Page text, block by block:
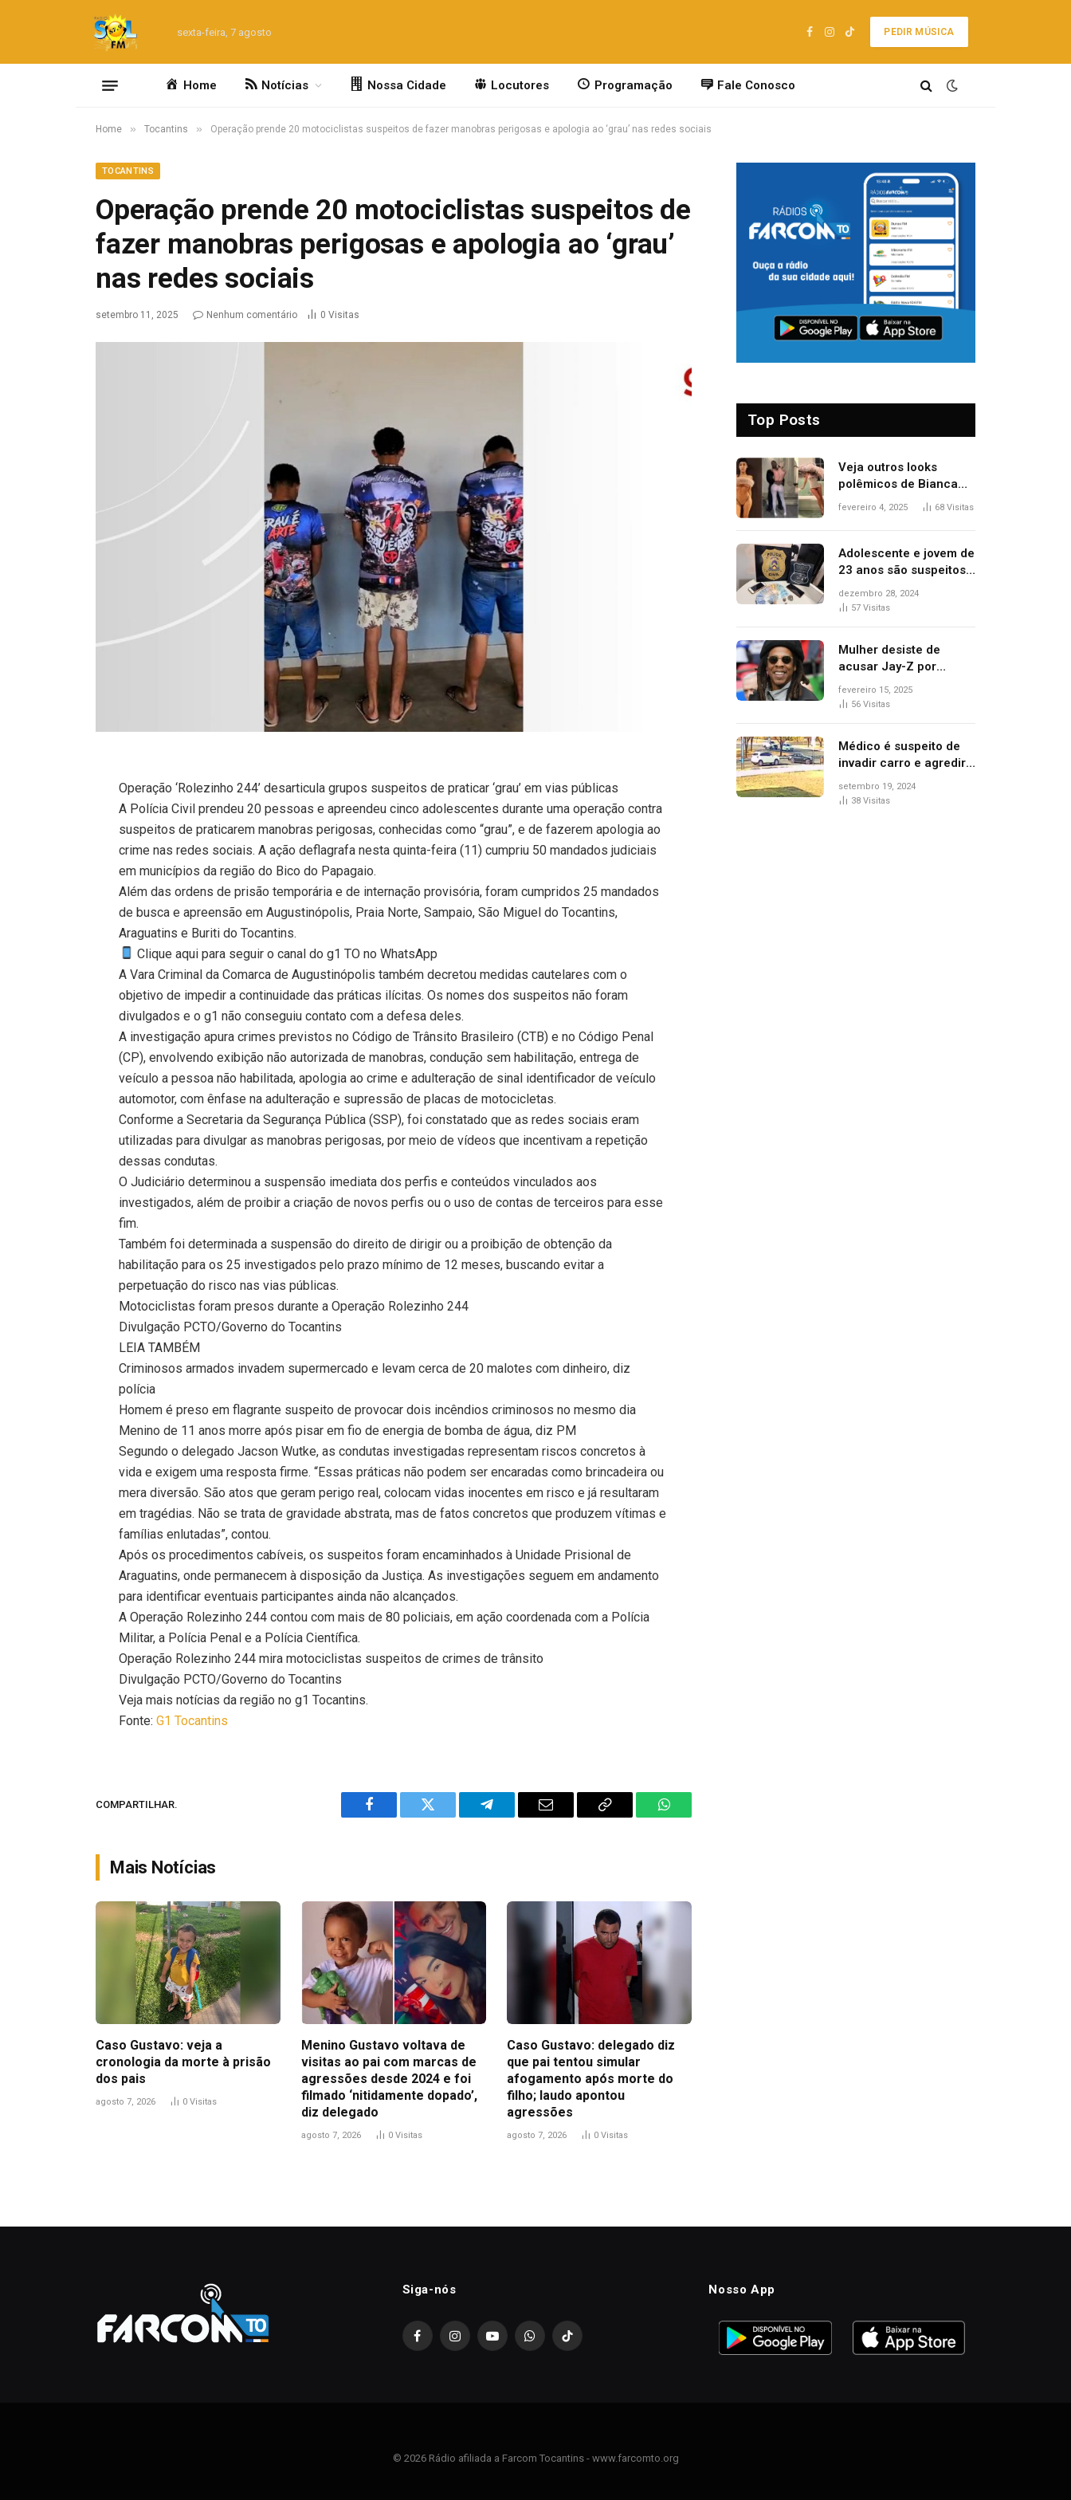
sexta-feira, 7 agosto
Facebook
Instagram
TikTok
PEDIR MÚSICA
Home Notícias Nossa Cidade Locutores Programação Fale Conosco
Home » Tocantins » Operação prende 20 motociclistas suspeitos de fazer manobras perigosas e apologia ao ‘grau’ nas redes sociais
TOCANTINS
Operação prende 20 motociclistas suspeitos de
fazer manobras perigosas e apologia ao ‘grau’
nas redes sociais
setembro 11, 2025 Nenhum comentário 0 Visitas
Operação ‘Rolezinho 244’ desarticula grupos suspeitos de praticar ‘grau’ em vias públicas
A Polícia Civil prendeu 20 pessoas e apreendeu cinco adolescentes durante uma operação contra
suspeitos de praticarem manobras perigosas, conhecidas como “grau”, e de fazerem apologia ao
crime nas redes sociais. A ação deflagrafa nesta quinta-feira (11) cumpriu 50 mandados judiciais
em municípios da região do Bico do Papagaio.
Além das ordens de prisão temporária e de internação provisória, foram cumpridos 25 mandados
de busca e apreensão em Augustinópolis, Praia Norte, Sampaio, São Miguel do Tocantins,
Araguatins e Buriti do Tocantins.
Clique aqui para seguir o canal do g1 TO no WhatsApp
A Vara Criminal da Comarca de Augustinópolis também decretou medidas cautelares com o
objetivo de impedir a continuidade das práticas ilícitas. Os nomes dos suspeitos não foram
divulgados e o g1 não conseguiu contato com a defesa deles.
A investigação apura crimes previstos no Código de Trânsito Brasileiro (CTB) e no Código Penal
(CP), envolvendo exibição não autorizada de manobras, condução sem habilitação, entrega de
veículo a pessoa não habilitada, apologia ao crime e adulteração de sinal identificador de veículo
automotor, com ênfase na adulteração e supressão de placas de motocicletas.
Conforme a Secretaria da Segurança Pública (SSP), foi constatado que as redes sociais eram
utilizadas para divulgar as manobras perigosas, por meio de vídeos que incentivam a repetição
dessas condutas.
O Judiciário determinou a suspensão imediata dos perfis e conteúdos vinculados aos
investigados, além de proibir a criação de novos perfis ou o uso de contas de terceiros para esse
fim.
Também foi determinada a suspensão do direito de dirigir ou a proibição de obtenção da
habilitação para os 25 investigados pelo prazo mínimo de 12 meses, buscando evitar a
perpetuação do risco nas vias públicas.
Motociclistas foram presos durante a Operação Rolezinho 244
Divulgação PCTO/Governo do Tocantins
LEIA TAMBÉM
Criminosos armados invadem supermercado e levam cerca de 20 malotes com dinheiro, diz
polícia
Homem é preso em flagrante suspeito de provocar dois incêndios criminosos no mesmo dia
Menino de 11 anos morre após pisar em fio de energia de bomba de água, diz PM
Segundo o delegado Jacson Wutke, as condutas investigadas representam riscos concretos à
vida e exigem uma resposta firme. “Essas práticas não podem ser encaradas como brincadeira ou
mera diversão. São atos que geram perigo real, colocam vidas inocentes em risco e já resultaram
em tragédias. Não se trata de gravidade abstrata, mas de fatos concretos que produzem vítimas e
famílias enlutadas”, contou.
Após os procedimentos cabíveis, os suspeitos foram encaminhados à Unidade Prisional de
Araguatins, onde permanecem à disposição da Justiça. As investigações seguem em andamento
para identificar eventuais participantes ainda não alcançados.
A Operação Rolezinho 244 contou com mais de 80 policiais, em ação coordenada com a Polícia
Militar, a Polícia Penal e a Polícia Científica.
Operação Rolezinho 244 mira motociclistas suspeitos de crimes de trânsito
Divulgação PCTO/Governo do Tocantins
Veja mais notícias da região no g1 Tocantins.
Fonte:G1 Tocantins
COMPARTILHAR.
Facebook Twitter Telegram Email
Copy
WhatsApp
Mais Notícias
Caso Gustavo: veja a
cronologia da morte à prisão
dos pais
agosto 7, 2026 0 Visitas
Menino Gustavo voltava de
visitas ao pai com marcas de
agressões desde 2024 e foi
filmado ‘nitidamente dopado’,
diz delegado
agosto 7, 2026 0 Visitas
Caso Gustavo: delegado diz
que pai tentou simular
afogamento após morte do
filho; laudo apontou
agressões
agosto 7, 2026 0 Visitas
Top Posts
Veja outros looks
polêmicos de Bianca
Censori, esposa de
Grammy 2025
fevereiro 4, 2025 68 Visitas
Adolescente e jovem de
23 anos são suspeitos
de vender drogas
próximo de delegacia e
dezembro 28, 2024
57 Visitas
Mulher desiste de
acusar Jay-Z por
estupro, diz revista
fevereiro 15, 2025
56 Visitas
Médico é suspeito de
invadir carro e agredir
delegado aposentado
durante confusão no
setembro 19, 2024
38 Visitas
Siga-nós
FacebookInstagramYouTubeWhatsAppTikTok
Nosso App
© 2026 Rádio afiliada a Farcom Tocantins - www.farcomto.org